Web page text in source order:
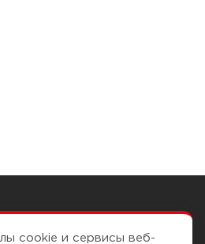
cookie и сервисы веб-